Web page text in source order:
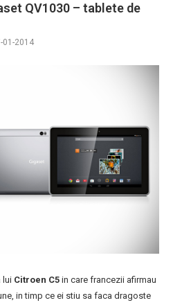
QV1030 – tablete de
01-2014
lui Citroen C5 in care francezii afirmau
in timp ce ei stiu sa faca dragoste